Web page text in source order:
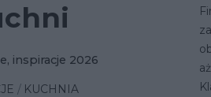
inspiracje 2026
KUCHNIA